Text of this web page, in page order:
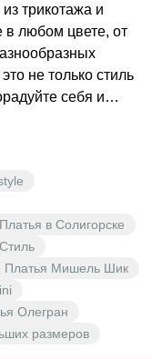
трикотажа и
любом цвете, от
не только стиль
себя и
любого повода.
Платья в Солигорске
Платья Мишель Шик
Олегран
размеров